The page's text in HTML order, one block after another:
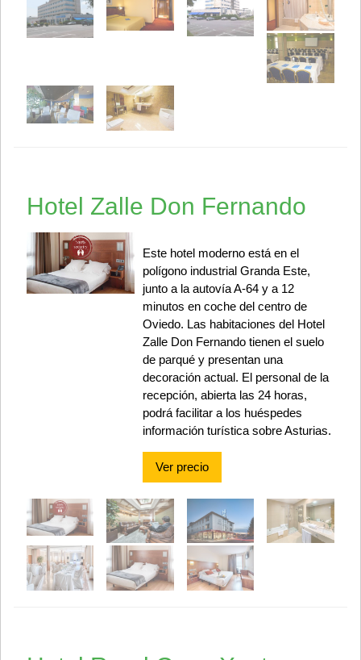
Hotel Zalle Don Fernando
Este hotel moderno está en el
polígono industrial Granda Este,
junto a la autovía A-64 y a 12
minutos en coche del centro de
Oviedo. Las habitaciones del Hotel
Zalle Don Fernando tienen el suelo
de parqué y presentan una
decoración actual. El personal de la
recepción, abierta las 24 horas,
podrá facilitar a los huéspedes
información turística sobre Asturias.
Ver precio